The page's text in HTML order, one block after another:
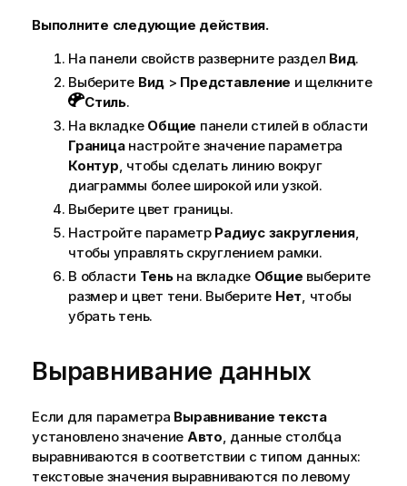
Выполните следующие действия.
На панели свойств разверните раздел Вид.
Выберите Вид > Представление и щелкните
Стиль.
На вкладке Общие панели стилей в области
Границанастройте значение параметра
Контур , чтобы сделать линию вокруг
диаграммы более широкой или узкой.
Выберите цвет границы.
Настройте параметр Радиус закругления,
чтобы управлять скруглением рамки.
В области Теньна вкладке Общие выберите
размер и цвет тени. Выберите Нет , чтобы
убрать тень.
Выравнивание данных
Если для параметра Выравнивание текста
установлено значение Авто, данные столбца
выравниваются в соответствии с типом данных:
текстовые значения выравниваются по левому